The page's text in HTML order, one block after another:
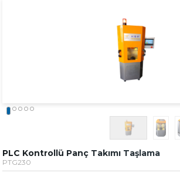
» Standart Endüstriyel Parça Yıkama
» Özel Tasarım Endüstriyel Parça
Sektörler
PLC Kontrollü Panç Takımı Taşlama
PTG230